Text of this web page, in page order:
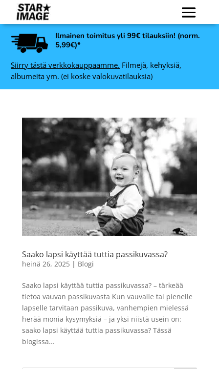
Ilmainen toimitus yli 99€ tilauksiin! (norm.
5,99€)*
Siirry tästä verkkokauppaamme. Filmejä, kehyksiä,
albumeita ym. (ei koske valokuvatilauksia)
Saako lapsi käyttää tuttia passikuvassa?
heinä 26, 2025| Blogi
Saako lapsi käyttää tuttia passikuvassa? – tärkeää
tietoa vauvan passikuvasta Kun vauvalle tai pienelle
lapselle tarvitaan passikuva, vanhempien mielessä
herää monia kysymyksiä – ja yksi niistä usein on:
saako lapsi käyttää tuttia passikuvassa? Tässä
blogissa...
Paterson Film Squeegee
21,90€ + LISÄÄ